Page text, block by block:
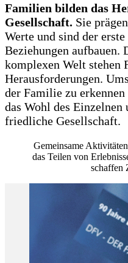
Familien bilden das
Gesellschaft. Sie
Werte und sind der
Beziehungen aufbauen.
komplexen Welt stehen
Herausforderungen.
der Familie zu
das Wohl des
friedliche Gesellschaft.
Gemeinsame
das Teilen von
schaffen